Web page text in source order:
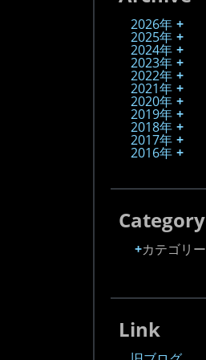
2026年
2025年
2024年
2023年
2022年
2021年
2020年
2019年
2018年
2017年
2016年
Category
カテゴリー
Link